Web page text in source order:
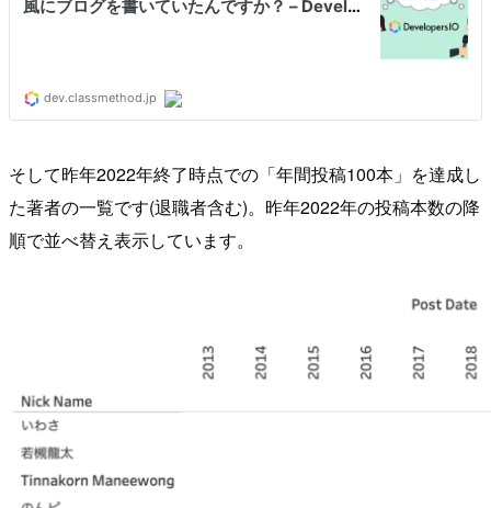
そして昨年2022年終了時点での「年間投稿100本」を達成し
た著者の一覧です(退職者含む)。昨年2022年の投稿本数の降
順で並べ替え表示しています。